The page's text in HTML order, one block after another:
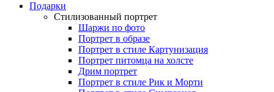
Подарки
Стилизованный портрет
Шаржи по фото
Портрет в образе
Портрет в стиле Картунизация
Портрет питомца на холсте
Дрим портрет
Портрет в стиле Рик и Морти